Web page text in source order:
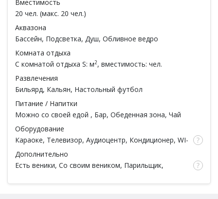
Вместимость
20 чел. (макс. 20 чел.)
Аквазона
Бассейн, Подсветка, Душ, Обливное ведро
Комната отдыха
С комнатой отдыха S: м2, вместимость: чел.
Развлечения
Бильярд, Кальян, Настольный футбол
Питание / Напитки
Можно со своей едой , Бар, Обеденная зона, Чай
Оборудование
Караоке, Телевизор, Аудиоцентр, Кондиционер, WI-
Дополнительно
Есть веники, Со своим веником, Парильщик,